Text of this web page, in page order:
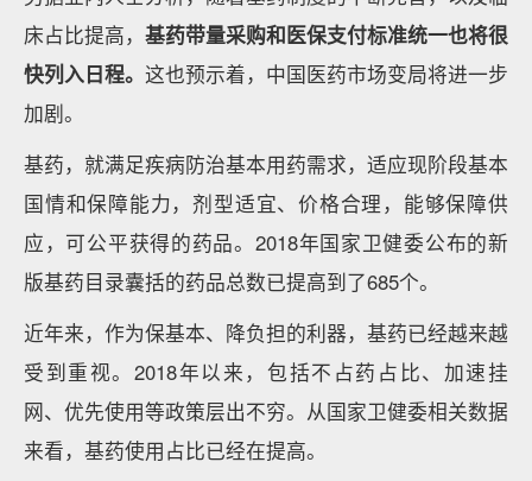
床占比提高， 基药带量采购和医保支付标准统一也将很
快列入日程。 这也预示着，中国医药市场变局将进一步
加剧。
基药，就满足疾病防治基本用药需求，适应现阶段基本
国情和保障能力，剂型适宜、价格合理，能够保障供
应，可公平获得的药品。2018年国家卫健委公布的新
版基药目录囊括的药品总数已提高到了685个。
近年来，作为保基本、降负担的利器，基药已经越来越
受到重视。2018年以来，包括不占药占比、加速挂
网、优先使用等政策层出不穷。从国家卫健委相关数据
来看，基药使用占比已经在提高。